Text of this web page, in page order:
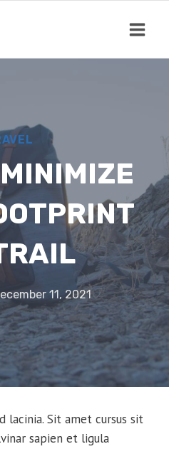
11, 2021
lacinia. Sit amet cursus sit
sapien et ligula